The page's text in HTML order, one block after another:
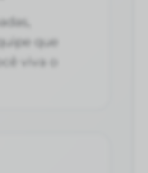
que
viva o